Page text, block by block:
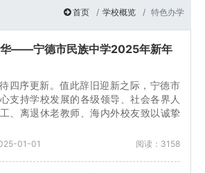
首页 学校概览 特色办学
华——宁德市民族中学2025年新年
四序更新。值此辞旧迎新之际，宁德市
支持学校发展的各级领导、社会各界人
、离退休老教师、海内外校友致以诚挚
01-01 阅读：3158